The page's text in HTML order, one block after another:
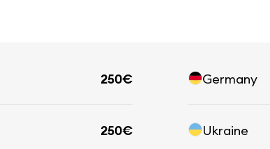
250€
250€
Germany
Ukraine